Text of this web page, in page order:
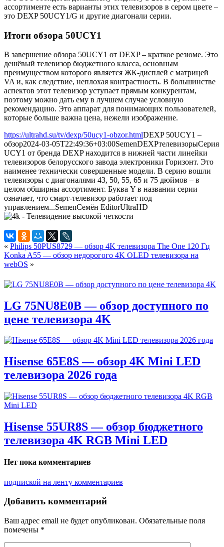
ассортименте есть варианты этих телевизоров в сером цвете –
это DEXP 50UCY1/G и другие диагонали серии.
Итоги обзора 50UCY1
В завершение обзора 50UCY1 от DEXP – краткое резюме. Это
дешёвый телевизор бюджетного класса, основным
преимуществом которого является ЖК-дисплей с матрицей
VA и, как следствие, неплохая контрастность. В большинстве
аспектов этот телевизор уступает прямым конкурентам,
поэтому можно дать ему в лучшем случае условную
рекомендацию. Это аппарат для понимающих пользователей,
которые больше важна цена, нежели изображение.
https://ultrahd.su/tv/dexp/50ucy1-obzor.htmlDEXP 50UCY1 –
обзор2024-03-05T22:49:36+03:00SemenDEXPтелевизорыСерия
UCY1 от бренда DEXP находится в нижней части линейки
телевизоров белорусского завода электроники Горизонт. Это
наименее технически совершенные модели. В серию вошли
телевизоры с диагоналями 43, 50, 55, 65 и 75 дюймов – в
целом обширны ассортимент. Буква Y в названии серии
означает, что смарт-телевизор работает под
управлением...SemenСемён EditorUltraHD
« Philips 50PUS8729 — обзор 4K телевизора The One 120 Гц
Konka A55 — обзор недорогого 4K OLED телевизора на
webOS »
LG 75NU8E0B — обзор доступного по
цене телевизора 4K
Hisense 65E8S — обзор 4K Mini LED
телевизора 2026 года
Hisense 55UR8S — обзор бюджетного
телевизора 4K RGB Mini LED
Нет пока комментариев
подпиской на ленту комментариев
Добавить комментарий
Ваш адрес email не будет опубликован. Обязательные поля
помечены *